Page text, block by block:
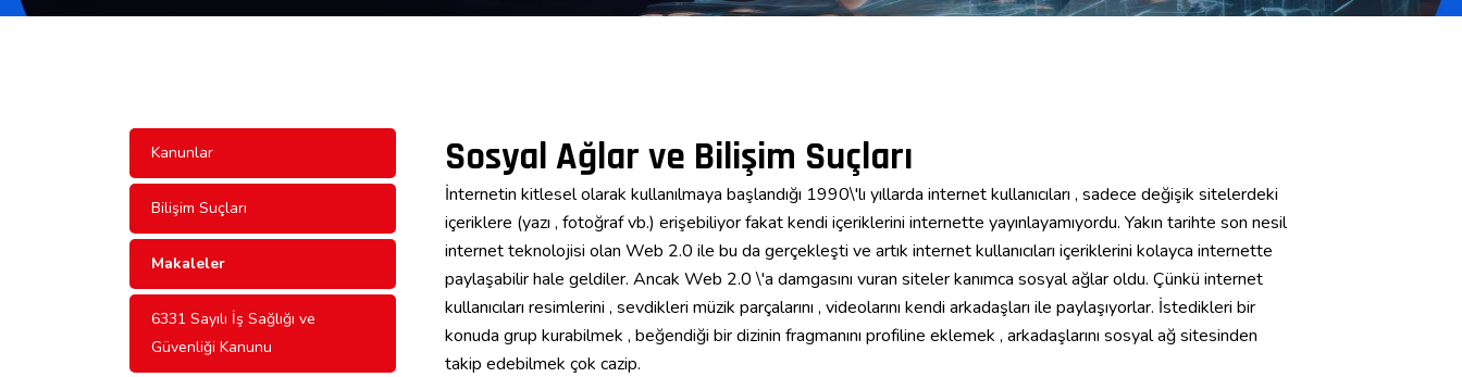
Kanunlar
Bilişim Suçları
Makaleler
6331 Sayılı İş Sağlığı ve
Güvenliği Kanunu
Sosyal Ağlar ve Bilişim Suçları
İnternetin kitlesel olarak kullanılmaya başlandığı 1990\'lı yıllarda internet kullanıcıları , sadece değişik sitelerdeki
içeriklere (yazı , fotoğraf vb.) erişebiliyor fakat kendi içeriklerini internette yayınlayamıyordu. Yakın tarihte son nesil
internet teknolojisi olan Web 2.0 ile bu da gerçekleşti ve artık internet kullanıcıları içeriklerini kolayca internette
paylaşabilir hale geldiler. Ancak Web 2.0 \'a damgasını vuran siteler kanımca sosyal ağlar oldu. Çünkü internet
kullanıcıları resimlerini , sevdikleri müzik parçalarını , videolarını kendi arkadaşları ile paylaşıyorlar. İstedikleri bir
konuda grup kurabilmek , beğendiği bir dizinin fragmanını profiline eklemek , arkadaşlarını sosyal ağ sitesinden
takip edebilmek çok cazip.